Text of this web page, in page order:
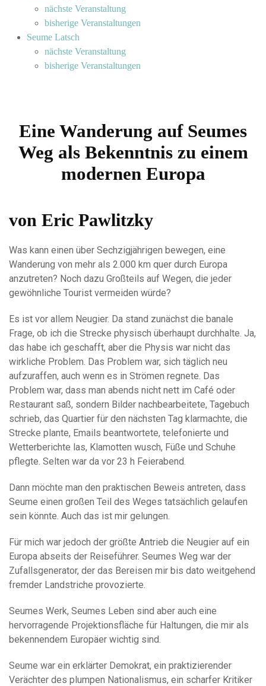
nächste Veranstaltung
bisherige Veranstaltungen
Seume Latsch
nächste Veranstaltung
bisherige Veranstaltungen
Eine Wanderung auf Seumes
Weg als Bekenntnis zu einem
modernen Europa
von Eric Pawlitzky
Was kann einen über Sechzigjährigen bewegen, eine
Wanderung von mehr als 2.000 km quer durch Europa
anzutreten? Noch dazu Großteils auf Wegen, die jeder
gewöhnliche Tourist vermeiden würde?
Es ist vor allem Neugier. Da stand zunächst die banale
Frage, ob ich die Strecke physisch überhaupt durchhalte. Ja,
das habe ich geschafft, aber die Physis war nicht das
wirkliche Problem. Das Problem war, sich täglich neu
aufzuraffen, auch wenn es in Strömen regnete. Das
Problem war, dass man abends nicht nett im Café oder
Restaurant saß, sondern Bilder nachbearbeitete, Tagebuch
schrieb, das Quartier für den nächsten Tag klarmachte, die
Strecke plante, Emails beantwortete, telefonierte und
Wetterberichte las, Klamotten wusch, Füße und Schuhe
pflegte. Selten war da vor 23 h Feierabend.
Dann möchte man den praktischen Beweis antreten, dass
Seume einen großen Teil des Weges tatsächlich gelaufen
sein könnte. Auch das ist mir gelungen.
Für mich war jedoch der größte Antrieb die Neugier auf ein
Europa abseits der Reiseführer. Seumes Weg war der
Zufallsgenerator, der das Bereisen mir bis dato weitgehend
fremder Landstriche provozierte.
Seumes Werk, Seumes Leben sind aber auch eine
hervorragende Projektionsfläche für Haltungen, die mir als
bekennendem Europäer wichtig sind.
Seume war ein erklärter Demokrat, ein praktizierender
Verächter des plumpen Nationalismus, ein scharfer Kritiker